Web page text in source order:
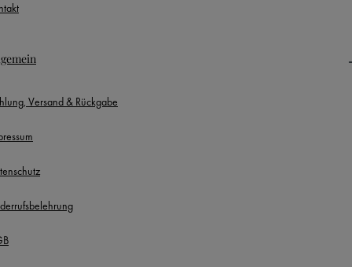
Versand & Rückgabe